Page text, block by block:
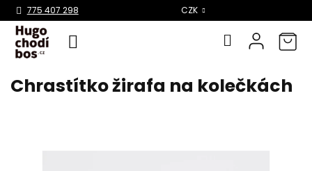
Přejít
775 407 298 CZK
Chrastítko žirafa na kolečkách